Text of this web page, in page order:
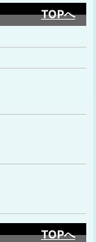
TOPへ
TOPへ